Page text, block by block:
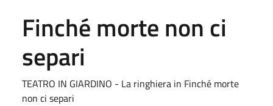
Finché morte non ci
separi
TEATRO IN GIARDINO - La ringhiera in Finché morte
non ci separi